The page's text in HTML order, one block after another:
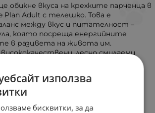
обикне вкуса на крехките парченца в
Plan Adult с телешко. Това е
между вкус и питателност –
която посреща енергийните
в разцвета на живота им.
лесно смилаеми
сърце, балансирани минерали за
и пикочен мехур.
протеин за поддържане на
използва
бисквитки, за да